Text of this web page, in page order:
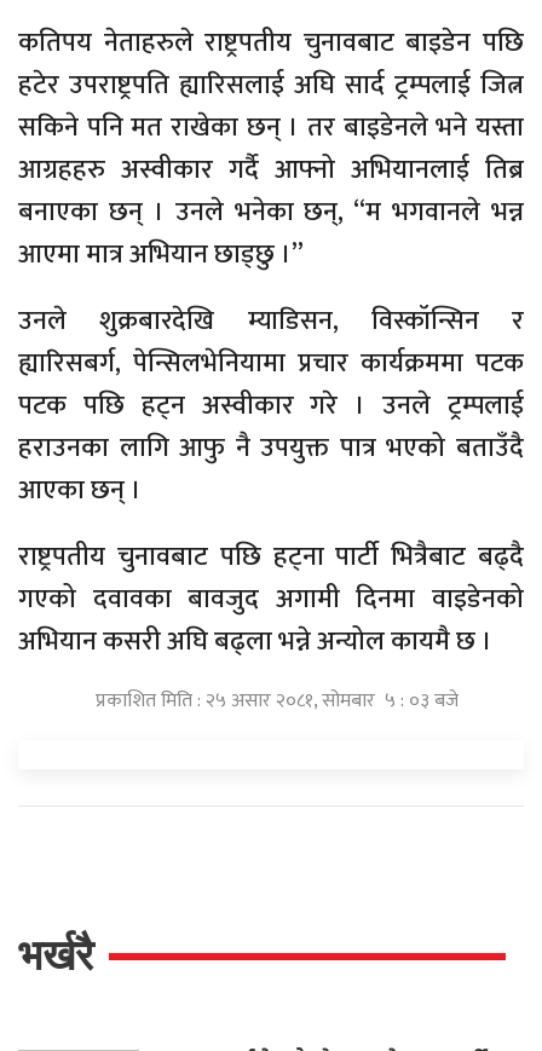
कतिपय नेताहरुले राष्ट्रपतीय चुनावबाट बाइडेन पछि
हटेर उपराष्ट्रपति ह्यारिसलाई अघि सार्द ट्रम्पलाई जित्न
सकिने पनि मत राखेका छन् । तर बाइडेनले भने यस्ता
आग्रहहरु अस्वीकार गर्दै आफ्नो अभियानलाई तिब्र
बनाएका छन् । उनले भनेका छन्, “म भगवानले भन्न
आएमा मात्र अभियान छाड्छु ।”
उनले शुक्रबारदेखि म्याडिसन, विस्कॉन्सिन र
ह्यारिसबर्ग, पेन्सिलभेनियामा प्रचार कार्यक्रममा पटक
पटक पछि हट्न अस्वीकार गरे । उनले ट्रम्पलाई
हराउनका लागि आफु नै उपयुक्त पात्र भएको बताउँदै
आएका छन् ।
राष्ट्रपतीय चुनावबाट पछि हट्ना पार्टी भित्रैबाट बढ्दै
गएको दवावका बावजुद अगामी दिनमा वाइडेनको
अभियान कसरी अघि बढ्ला भन्ने अन्योल कायमै छ ।
प्रकाशित मिति : २५ असार २०८१, सोमबार ५ : ०३ बजे
भर्खरै